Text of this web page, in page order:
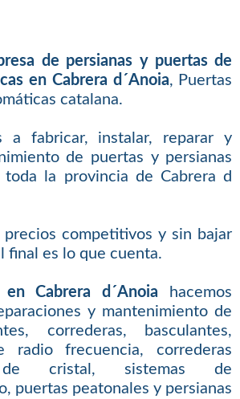
de persianas y puertas de
en Cabrera d´Anoia, Puertas
catalana.
a fabricar, instalar, reparar y
de puertas y persianas
toda la provincia de Cabrera d
precios competitivos y sin bajar
final es lo que cuenta.
en Cabrera d´Anoia hacemos
y mantenimiento de
correderas, basculantes,
radio frecuencia, correderas
de cristal, sistemas de
puertas peatonales y persianas